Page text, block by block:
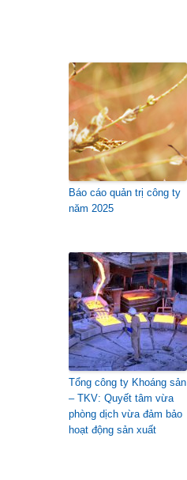
Báo cáo quản trị công ty
năm 2025
Tổng công ty Khoáng sản
– TKV: Quyết tâm vừa
phòng dịch vừa đảm bảo
hoạt động sản xuất